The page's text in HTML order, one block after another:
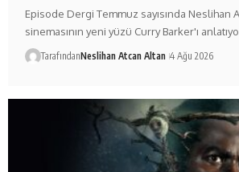
Episode Dergi Temmuz sayısında Neslihan
sinemasının yeni yüzü Curry Barker'ı
TarafındanNeslihan Atcan Altan 4 Ağu 2026